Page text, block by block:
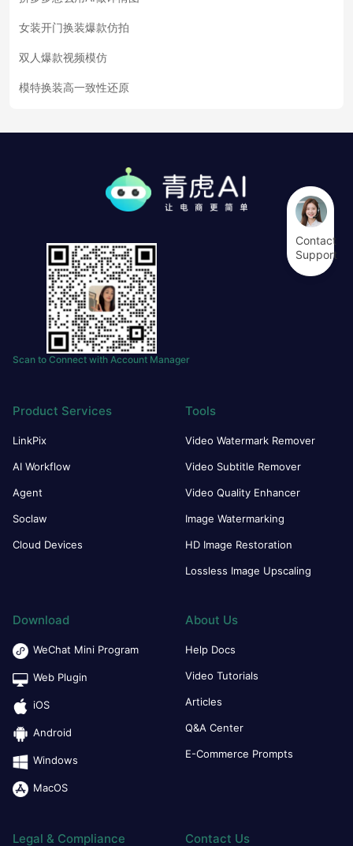
女装开门换装爆款仿拍
双人爆款视频模仿
模特换装高一致性还原
Scan to Connect with Account Manager
Product Services
LinkPix
AI Workflow
Agent
Soclaw
Cloud Devices
Tools
Video Watermark Remover
Video Subtitle Remover
Video Quality Enhancer
Image Watermarking
HD Image Restoration
Lossless Image Upscaling
Download
WeChat Mini Program
Web Plugin
iOS
Android
Windows
MacOS
About Us
Help Docs
Video Tutorials
Articles
Q&A Center
E-Commerce Prompts
Legal & Compliance Contact Us
Contact
Support